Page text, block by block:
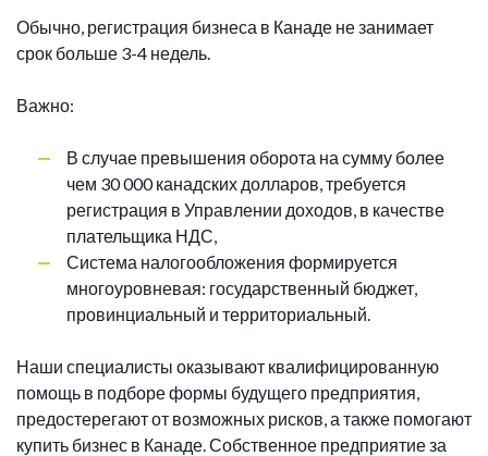
Обычно, регистрация бизнеса в Канаде не занимает
срок больше 3-4 недель.
Важно:
В случае превышения оборота на сумму более
чем 30 000 канадских долларов, требуется
регистрация в Управлении доходов, в качестве
плательщика НДС,
Система налогообложения формируется
многоуровневая: государственный бюджет,
провинциальный и территориальный.
Наши специалисты оказывают квалифицированную
помощь в подборе формы будущего предприятия,
предостерегают от возможных рисков, а также помогают
купить бизнес в Канаде. Собственное предприятие за